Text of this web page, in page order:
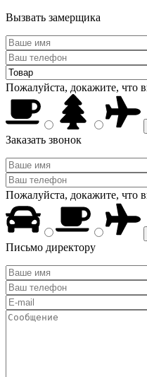
Вызвать замерщика
Пожалуйста, докажите, что
Заказать звонок
Пожалуйста, докажите, что
Письмо директору